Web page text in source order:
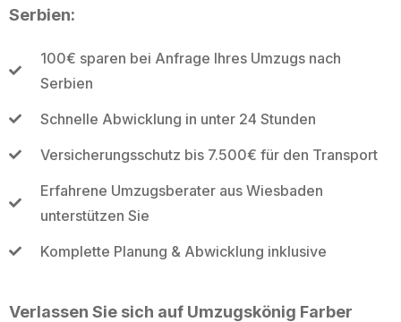
Serbien:
100€ sparen bei Anfrage Ihres Umzugs nach
Serbien
Schnelle Abwicklung in unter 24 Stunden
Versicherungsschutz bis 7.500€ für den Transport
Erfahrene Umzugsberater aus Wiesbaden
unterstützen Sie
Komplette Planung & Abwicklung inklusive
Verlassen Sie sich auf Umzugskönig Farber